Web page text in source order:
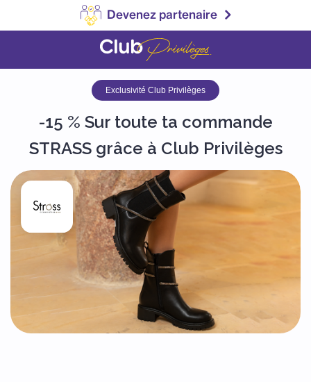
Devenez partenaire
Exclusivité Club Privilèges
-15 % Sur toute ta commande
STRASS grâce à Club Privilèges